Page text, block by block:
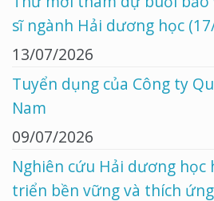
sĩ ngành Hải dương học
13/07/2026
Tuyển dụng của Công ty
Nam
09/07/2026
Nghiên cứu Hải dương
triển bền vững và thích